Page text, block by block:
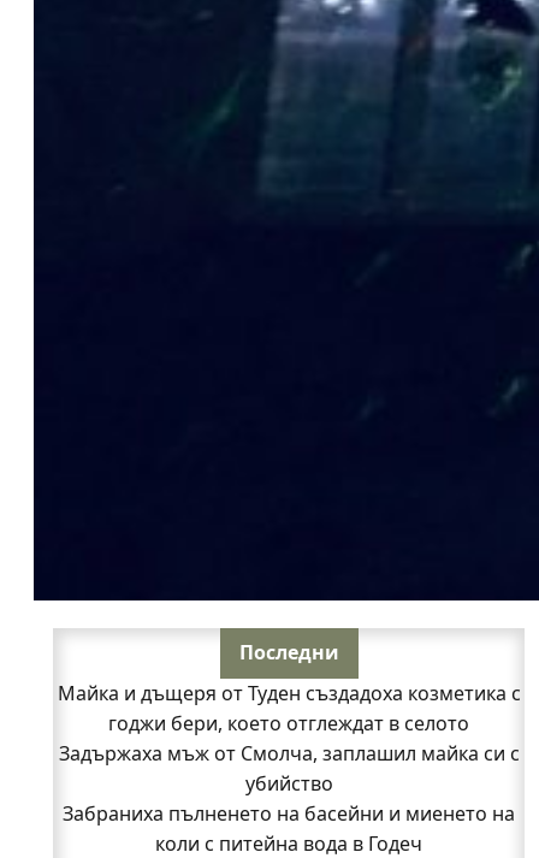
Последни
Майка и дъщеря от Туден създадоха козметика с
годжи бери, което отглеждат в селото
Задържаха мъж от Смолча, заплашил майка си с
убийство
Забраниха пълненето на басейни и миенето на
коли с питейна вода в Годеч